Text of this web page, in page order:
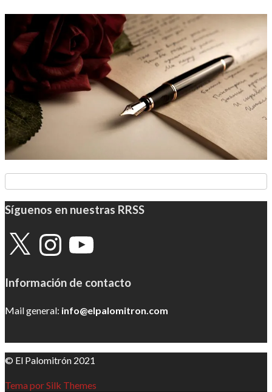
Síguenos en nuestras RRSS
X InstagramYouTube
Información de contacto
Mail general: info@elpalomitron.com
© El Palomitrón 2021
Tema por Silk Themes